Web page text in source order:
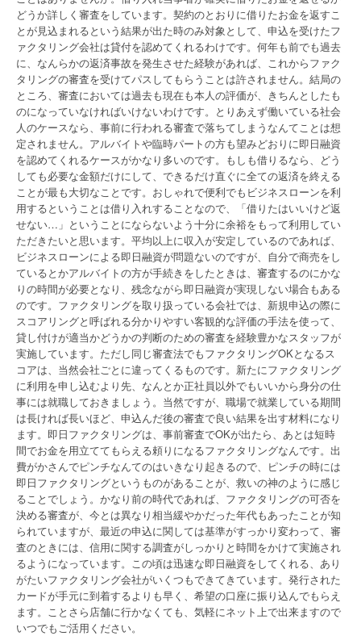
どうか詳しく審査をしています。契約のとおりに借りたお金を返すこ
とが見込まれるという結果が出た時のみ対象として、申込を受けたフ
ァクタリング会社は貸付を認めてくれるわけです。何年も前でも過去
に、なんらかの返済事故を発生させた経験があれば、これからファク
タリングの審査を受けてパスしてもらうことは許されません。結局の
ところ、審査においては過去も現在も本人の評価が、きちんとしたも
のになっていなければいけないわけです。とりあえず働いている社会
人のケースなら、事前に行われる審査で落ちてしまうなんてことは想
定されません。アルバイトや臨時パートの方も望みどおりに即日融資
を認めてくれるケースがかなり多いのです。もしも借りるなら、どう
しても必要な金額だけにして、できるだけ直ぐに全ての返済を終える
ことが最も大切なことです。おしゃれで便利でもビジネスローンを利
用するということは借り入れすることなので、「借りたはいいけど返
せない…」ということにならないよう十分に余裕をもって利用してい
ただきたいと思います。平均以上に収入が安定しているのであれば、
ビジネスローンによる即日融資が問題ないのですが、自分で商売をし
ているとかアルバイトの方が手続きをしたときは、審査するのにかな
りの時間が必要となり、残念ながら即日融資が実現しない場合もある
のです。ファクタリングを取り扱っている会社では、新規申込の際に
スコアリングと呼ばれる分かりやすい客観的な評価の手法を使って、
貸し付けが適当かどうかの判断のための審査を経験豊かなスタッフが
実施しています。ただし同じ審査法でもファクタリングOKとなるス
コアは、当然会社ごとに違ってくるものです。新たにファクタリング
に利用を申し込むより先、なんとか正社員以外でもいいから身分の仕
事には就職しておきましょう。当然ですが、職場で就業している期間
は長ければ長いほど、申込んだ後の審査で良い結果を出す材料になり
ます。即日ファクタリングは、事前審査でOKが出たら、あとは短時
間でお金を用立ててもらえる頼りになるファクタリングなんです。出
費がかさんでピンチなんてのはいきなり起きるので、ピンチの時には
即日ファクタリングというものがあることが、救いの神のように感じ
ることでしょう。かなり前の時代であれば、ファクタリングの可否を
決める審査が、今とは異なり相当緩やかだった年代もあったことが知
られていますが、最近の申込に関しては基準がすっかり変わって、審
査のときには、信用に関する調査がしっかりと時間をかけて実施され
るようになっています。この頃は迅速な即日融資をしてくれる、あり
がたいファクタリング会社がいくつもできてきています。発行された
カードが手元に到着するよりも早く、希望の口座に振り込んでもらえ
ます。ことさら店舗に行かなくても、気軽にネット上で出来ますので
いつでもご活用ください。